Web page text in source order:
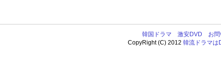
韓国ドラマ 激安DVD
お
CopyRight (C) 2012韓流ドラマは